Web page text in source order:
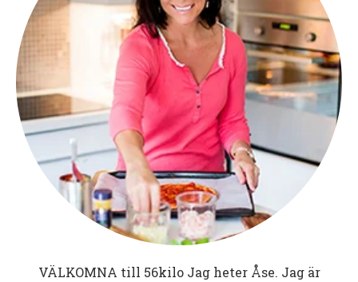
VÄLKOMNA till 56kiloJag heter Åse. Jag är